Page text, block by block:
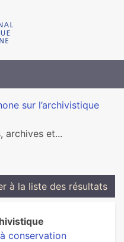
sur l’archivistique
archives et...
à la liste des résultats
conservation